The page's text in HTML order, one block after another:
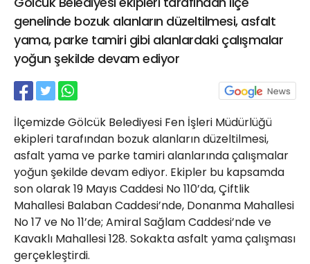
genelinde bozuk alanların düzeltilmesi, asfalt
yama, parke tamiri gibi alanlardaki çalışmalar
yoğun şekilde devam ediyor
İlçemizde Gölcük Belediyesi Fen İşleri Müdürlüğü
ekipleri tarafından bozuk alanların düzeltilmesi,
asfalt yama ve parke tamiri alanlarında çalışmalar
yoğun şekilde devam ediyor. Ekipler bu kapsamda
son olarak 19 Mayıs Caddesi No 110’da, Çiftlik
Mahallesi Balaban Caddesi’nde, Donanma Mahallesi
No 17 ve No 11’de; Amiral Sağlam Caddesi’nde ve
Kavaklı Mahallesi 128. Sokakta asfalt yama çalışması
gerçekleştirdi.
21 Gölcük
02624132333
haber@golcukpostasi.com